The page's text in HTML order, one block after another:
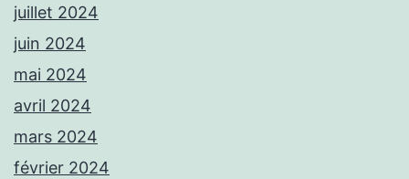
juillet 2024
juin 2024
mai 2024
avril 2024
mars 2024
février 2024